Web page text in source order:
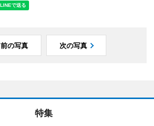
前の写真 次の写真
特集